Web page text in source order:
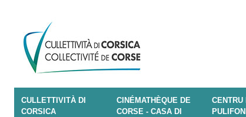
CULLETTIVITÀ DI
CORSICA
CINÉMATHÈQUE DE
CORSE - CASA DI
CENTRU